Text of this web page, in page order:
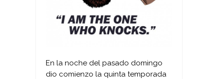
En la noche del pasado domingo
dio comienzo la quinta temporada